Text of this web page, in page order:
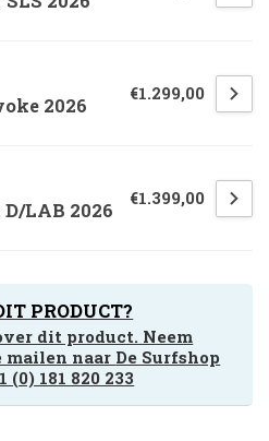
2026
€1.299,00
LAB 2026
€1.399,00
PRODUCT?
dit product. Neem
mailen naar De Surfshop
(0) 181 820 233